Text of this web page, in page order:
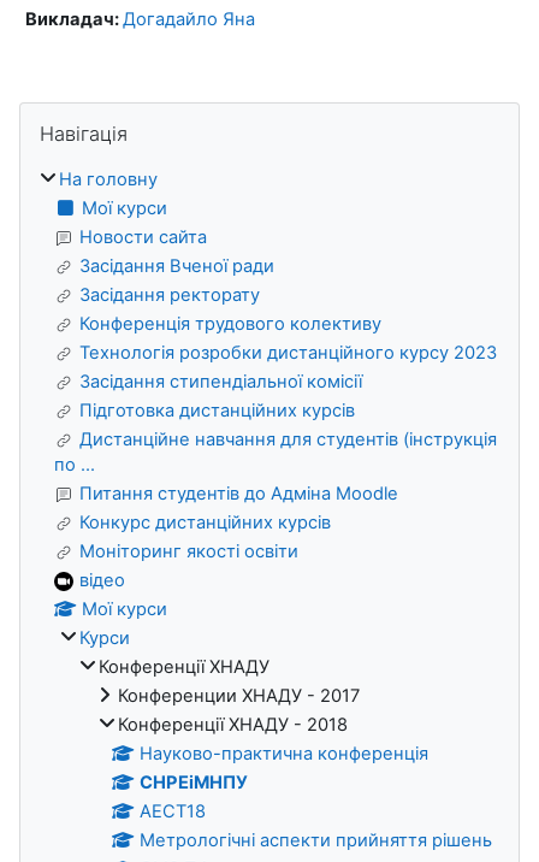
Викладач:Догадайло Яна
Блоки
Навігація
На головну
Мої курси
Новости сайта
Засідання Вченої ради
Засідання ректорату
Конференція трудового колективу
Технологія розробки дистанційного курсу 2023
Засідання стипендіальної комісії
Підготовка дистанційних курсів
Дистанційне навчання для студентів (інструкція
по ...
Питання студентів до Адміна Moodle
Конкурс дистанційних курсів
Моніторинг якості освіти
відео
Мої курси
Курси
Конференції ХНАДУ
Конференции ХНАДУ - 2017
Конференції ХНАДУ - 2018
Науково-практична конференція
СНРЕіМНПУ
АЕСТ18
Метрологічні аспекти прийняття рішень